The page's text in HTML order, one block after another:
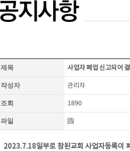
제목 사업자 폐업 신고되어
작성자 관리자
조회 1890
파일
2023.7.18일부로 참된교회 사업자등록이